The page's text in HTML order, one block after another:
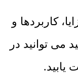
کاربردها و
می توانید در